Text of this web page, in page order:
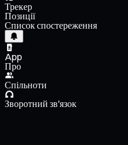
Трекер
Позиції
Список спостереження
App
Про
Спільноти
Зворотний зв'язок